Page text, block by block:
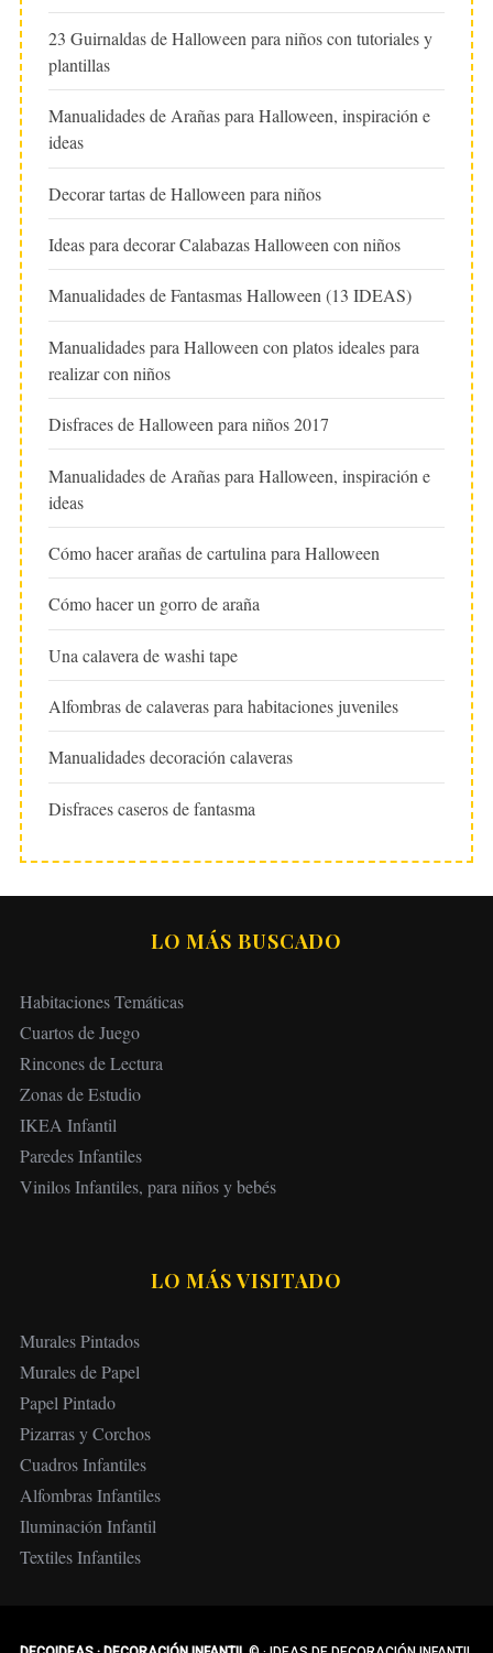
23 Guirnaldas de Halloween para niños con tutoriales y
plantillas
Manualidades de Arañas para Halloween, inspiración e
ideas
Decorar tartas de Halloween para niños
Ideas para decorar Calabazas Halloween con niños
Manualidades de Fantasmas Halloween (13 IDEAS)
Manualidades para Halloween con platos ideales para
realizar con niños
Disfraces de Halloween para niños 2017
Manualidades de Arañas para Halloween, inspiración e
ideas
Cómo hacer arañas de cartulina para Halloween
Cómo hacer un gorro de araña
Una calavera de washi tape
Alfombras de calaveras para habitaciones juveniles
Manualidades decoración calaveras
Disfraces caseros de fantasma
LO MÁS BUSCADO
Habitaciones Temáticas
Cuartos de Juego
Rincones de Lectura
Zonas de Estudio
IKEA Infantil
Paredes Infantiles
Vinilos Infantiles, para niños y bebés
LO MÁS VISITADO
Murales Pintados
Murales de Papel
Papel Pintado
Pizarras y Corchos
Cuadros Infantiles
Alfombras Infantiles
Iluminación Infantil
Textiles Infantiles